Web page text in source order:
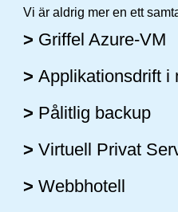
Vi är aldrig mer en ett
> Griffel Azure-VM
> Applikationsdrift i
> Pålitlig backup
> Virtuell Privat
> Webbhotell